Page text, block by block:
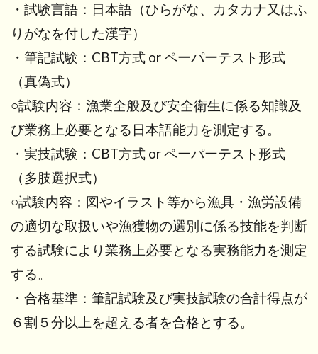
・試験言語：日本語（ひらがな、カタカナ又はふ
りがなを付した漢字）
・筆記試験：CBT方式 or ペーパーテスト形式
（真偽式）
○試験内容：漁業全般及び安全衛生に係る知識及
び業務上必要となる日本語能力を測定する。
・実技試験：CBT方式 or ペーパーテスト形式
（多肢選択式）
○試験内容：図やイラスト等から漁具・漁労設備
の適切な取扱いや漁獲物の選別に係る技能を判断
する試験により業務上必要となる実務能力を測定
する。
・合格基準：筆記試験及び実技試験の合計得点が
６割５分以上を超える者を合格とする。